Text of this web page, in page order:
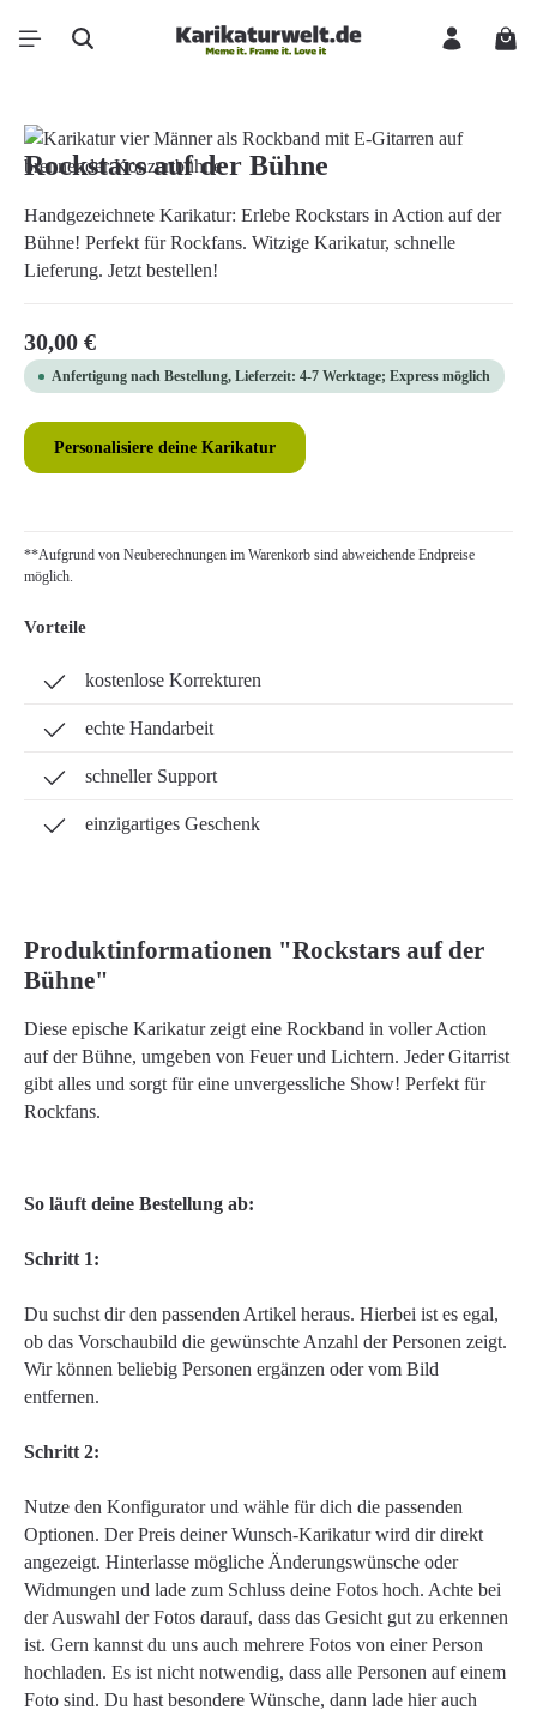
Zum Hauptinhalt springen
Bildergalerie überspringen
Rockstars auf der Bühne
Handgezeichnete Karikatur: Erlebe Rockstars in Action auf der
Bühne! Perfekt für Rockfans. Witzige Karikatur, schnelle
Lieferung. Jetzt bestellen!
Regulärer Preis:
30,00 €
Anfertigung nach Bestellung, Lieferzeit: 4-7 Werktage; Express möglich
Personalisiere deine Karikatur
**Aufgrund von Neuberechnungen im Warenkorb sind abweichende Endpreise
möglich.
Vorteile
kostenlose Korrekturen
echte Handarbeit
schneller Support
einzigartiges Geschenk
Produktinformationen "Rockstars auf der
Bühne"
Diese epische Karikatur zeigt eine Rockband in voller Action
auf der Bühne, umgeben von Feuer und Lichtern. Jeder Gitarrist
gibt alles und sorgt für eine unvergessliche Show! Perfekt für
Rockfans.
So läuft deine Bestellung ab:
Schritt 1:
Du suchst dir den passenden Artikel heraus. Hierbei ist es egal,
ob das Vorschaubild die gewünschte Anzahl der Personen zeigt.
Wir können beliebig Personen ergänzen oder vom Bild
entfernen.
Schritt 2:
Nutze den Konfigurator und wähle für dich die passenden
Optionen. Der Preis deiner Wunsch-Karikatur wird dir direkt
angezeigt. Hinterlasse mögliche Änderungswünsche oder
Widmungen und lade zum Schluss deine Fotos hoch. Achte bei
der Auswahl der Fotos darauf, dass das Gesicht gut zu erkennen
ist. Gern kannst du uns auch mehrere Fotos von einer Person
hochladen. Es ist nicht notwendig, dass alle Personen auf einem
Foto sind. Du hast besondere Wünsche, dann lade hier auch